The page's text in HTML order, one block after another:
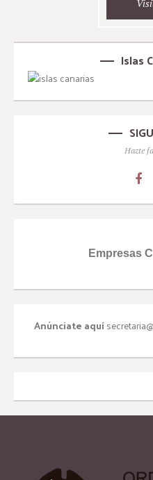
Islas
Hazte
Empresas
Anúnciate aquí